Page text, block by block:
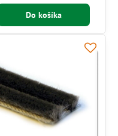
Do košíka